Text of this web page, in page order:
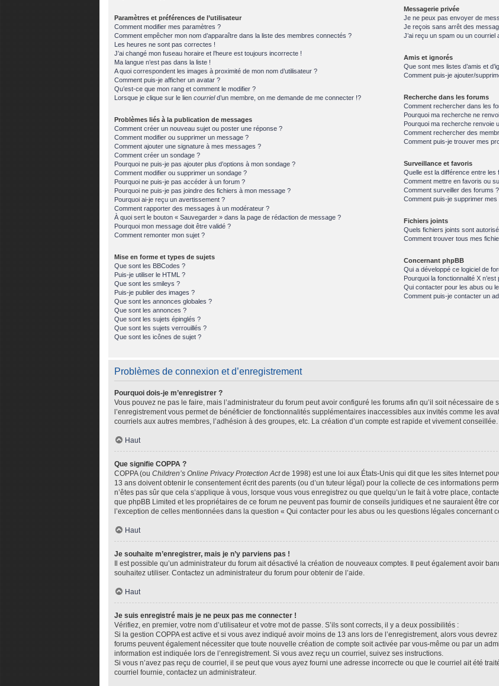
Paramètres et préférences de l’utilisateur
Comment modifier mes paramètres ?
Comment empêcher mon nom d’apparaître dans la liste des membres connectés ?
Les heures ne sont pas correctes !
J’ai changé mon fuseau horaire et l’heure est toujours incorrecte !
Ma langue n’est pas dans la liste !
A quoi correspondent les images à proximité de mon nom d’utilisateur ?
Comment puis-je afficher un avatar ?
Qu’est-ce que mon rang et comment le modifier ?
Lorsque je clique sur le lien courrield’un membre, on me demande de me connecter !?
Problèmes liés à la publication de messages
Comment créer un nouveau sujet ou poster une réponse ?
Comment modifier ou supprimer un message ?
Comment ajouter une signature à mes messages ?
Comment créer un sondage ?
Pourquoi ne puis-je pas ajouter plus d’options à mon sondage ?
Comment modifier ou supprimer un sondage ?
Pourquoi ne puis-je pas accéder à un forum ?
Pourquoi ne puis-je pas joindre des fichiers à mon message ?
Pourquoi ai-je reçu un avertissement ?
Comment rapporter des messages à un modérateur ?
À quoi sert le bouton « Sauvegarder » dans la page de rédaction de message ?
Pourquoi mon message doit être validé ?
Comment remonter mon sujet ?
Mise en forme et types de sujets
Que sont les BBCodes ?
Puis-je utiliser le HTML ?
Que sont les smileys ?
Puis-je publier des images ?
Que sont les annonces globales ?
Que sont les annonces ?
Que sont les sujets épinglés ?
Que sont les sujets verrouillés ?
Que sont les icônes de sujet ?
Messagerie privée
Je ne peux pas envoyer de
Je reçois sans arrêt des
J’ai reçu un spam ou un courriel
Amis et ignorés
Que sont mes listes d’amis et
Comment puis-je ajouter/
Recherche dans les forums
Comment rechercher dans les
Pourquoi ma recherche ne
Pourquoi ma recherche renvoie
Comment rechercher des
Comment puis-je trouver mes
Surveillance et favoris
Quelle est la différence entre les
Comment mettre en favoris ou
Comment surveiller des forums ?
Comment puis-je supprimer
Fichiers joints
Quels fichiers joints sont
Comment trouver tous mes
Concernant phpBB
Qui a développé ce logiciel de
Pourquoi la fonctionnalité X
Qui contacter pour les abus ou
Comment puis-je contacter un
Problèmes de connexion et d’enregistrement
Pourquoi dois-je m’enregistrer ?
Vous pouvez ne pas le faire, mais l’administrateur du forum peut avoir configuré les forums afin qu’il soit nécessaire de
l’enregistrement vous permet de bénéficier de fonctionnalités supplémentaires inaccessibles aux invités comme les
courriels aux autres membres, l’adhésion à des groupes, etc. La création d’un compte est rapide et vivement conseillée.
Haut
Que signifie COPPA ?
COPPA (ou Children’s Online Privacy Protection Actde 1998) est une loi aux États-Unis qui dit que les sites Internet
13 ans doivent obtenir le consentement écrit des parents (ou d’un tuteur légal) pour la collecte de ces informations
n’êtes pas sûr que cela s’applique à vous, lorsque vous vous enregistrez ou que quelqu’un le fait à votre place,
que phpBB Limited et les propriétaires de ce forum ne peuvent pas fournir de conseils juridiques et ne sauraient être
l’exception de celles mentionnées dans la question « Qui contacter pour les abus ou les questions légales concernant
Haut
Je souhaite m’enregistrer, mais je n’y parviens pas !
Il est possible qu’un administrateur du forum ait désactivé la création de nouveaux comptes. Il peut également avoir
souhaitez utiliser. Contactez un administrateur du forum pour obtenir de l’aide.
Haut
Je suis enregistré mais je ne peux pas me connecter !
Vérifiez, en premier, votre nom d’utilisateur et votre mot de passe. S’ils sont corrects, il y a deux possibilités :
Si la gestion COPPA est active et si vous avez indiqué avoir moins de 13 ans lors de l’enregistrement, alors vous
forums peuvent également nécessiter que toute nouvelle création de compte soit activée par vous-même ou par un
information est indiquée lors de l’enregistrement. Si vous avez reçu un courriel, suivez ses instructions.
Si vous n’avez pas reçu de courriel, il se peut que vous ayez fourni une adresse incorrecte ou que le courriel ait été
courriel fournie, contactez un administrateur.